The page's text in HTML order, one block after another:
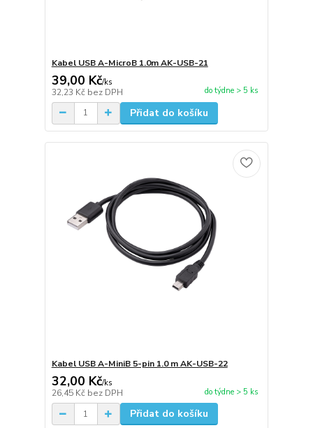
Kabel USB A-MicroB 1.0m AK-USB-21
39,00 Kč/ks
32,23 Kč bez DPH do týdne > 5 ks
Přidat do košíku
Kabel USB A-MiniB 5-pin 1.0 m AK-USB-22
32,00 Kč/ks
26,45 Kč bez DPH do týdne > 5 ks
Přidat do košíku